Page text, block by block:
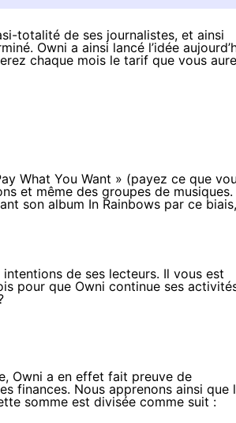
totalité de ses journalistes, et ainsi
Owni a ainsi lancé l’idée
chaque mois le tarif que vous
What You Want » (payez ce que
et même des groupes de musiques.
son album In Rainbows par ce biais,
de ses lecteurs. Il vous est
pour que Owni continue ses
Owni a en effet fait preuve de
finances. Nous apprenons ainsi que
somme est divisée comme suit :